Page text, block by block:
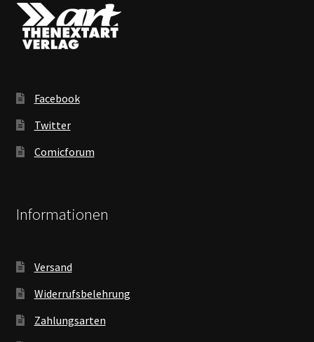
Facebook
Twitter
Comicforum
Informationen
Versand
Widerrufsbelehrung
Zahlungsarten